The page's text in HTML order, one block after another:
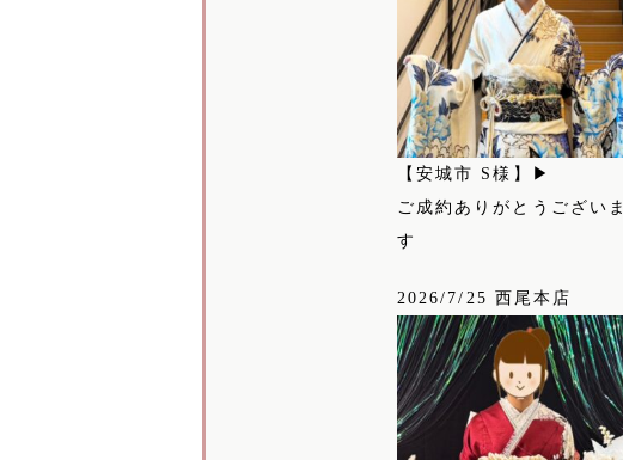
【安城市 S様】▶
ご成約ありがとうございま
す
2026/7/25 西尾本店